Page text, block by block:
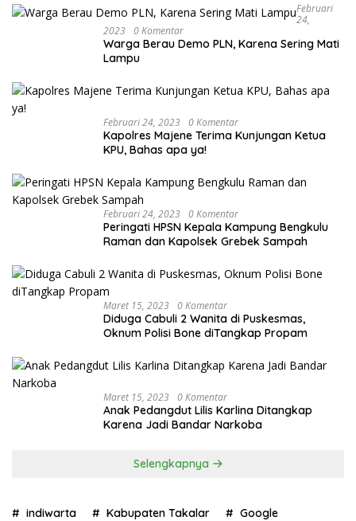
Februari
24,
2023 0 Komentar
Warga Berau Demo PLN, Karena Sering Mati
Lampu
Februari 24, 2023 0 Komentar
Kapolres Majene Terima Kunjungan Ketua
KPU, Bahas apa ya!
Februari 24, 2023 0 Komentar
Peringati HPSN Kepala Kampung Bengkulu
Raman dan Kapolsek Grebek Sampah
Maret 15, 2023 0 Komentar
Diduga Cabuli 2 Wanita di Puskesmas,
Oknum Polisi Bone diTangkap Propam
Maret 15, 2023 0 Komentar
Anak Pedangdut Lilis Karlina Ditangkap
Karena Jadi Bandar Narkoba
Selengkapnya
indiwarta Kabupaten Takalar Google